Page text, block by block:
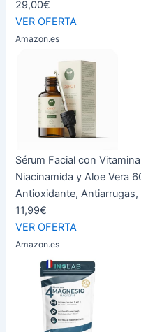
29,00€
VER OFERTA
Amazon.es
Sérum Facial con
Niacinamida y Aloe Vera
Antioxidante,
11,99€
VER OFERTA
Amazon.es